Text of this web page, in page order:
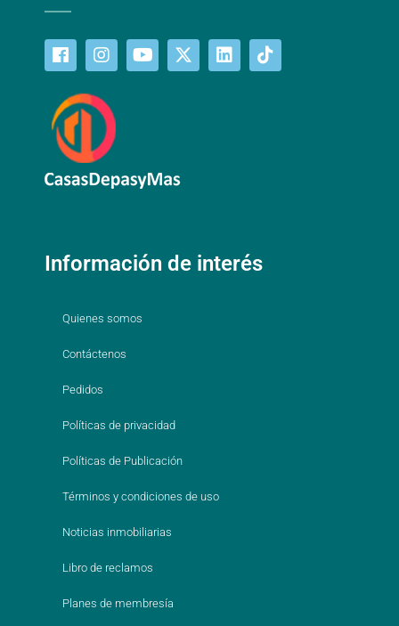
Información de interés
Quienes somos
Contáctenos
Pedidos
Políticas de privacidad
Políticas de Publicación
Términos y condiciones de uso
Noticias inmobiliarias
Libro de reclamos
Planes de membresía